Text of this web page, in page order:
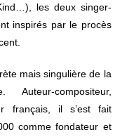
les deux singer-
inspirés par le procès
mais singulière de la
compositeur,
français, il s’est fait
comme fondateur et